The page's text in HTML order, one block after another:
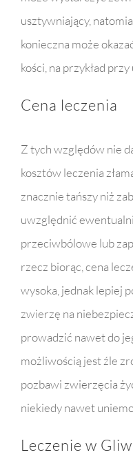
usztywniający,
konieczna może
kości, na przykład
Cena leczenia
Z tych względów nie
kosztów leczenia
znacznie tańszy niż
uwzględnić
przeciwbólowe lub
rzecz biorąc, cena
wysoka, jednak lepiej
zwierzę na
prowadzić nawet do
możliwością jest źle
pozbawi zwierzęcia
niekiedy nawet
Leczenie w